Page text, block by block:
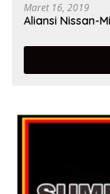
Maret 16, 2019
Aliansi Nissan-